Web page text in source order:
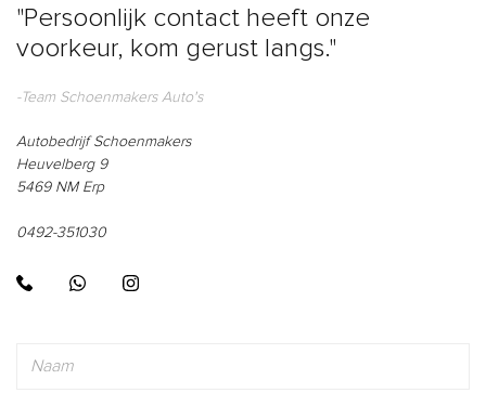
"Persoonlijk contact heeft onze
voorkeur, kom gerust langs."
-Team Schoenmakers Auto's
Autobedrijf Schoenmakers
Heuvelberg 9
5469 NM Erp
0492-351030